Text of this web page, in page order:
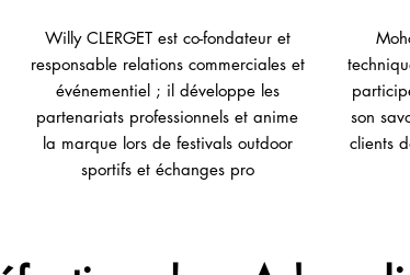
Willy CLERGET est co-fondateur et
responsable relations commerciales et
événementiel ; il développe les
partenariats professionnels et anime
la marque lors de festivals outdoor
sportifs et échanges pro
son
clients